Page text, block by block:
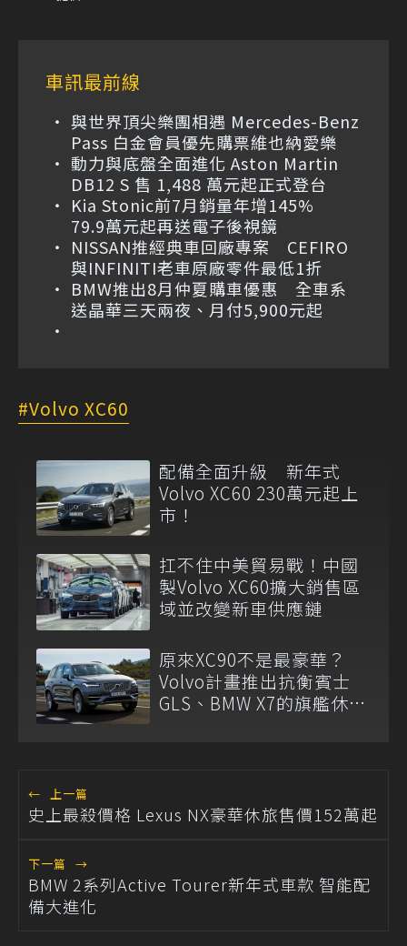
車訊最前線
與世界頂尖樂團相遇 Mercedes-Benz
Pass 白金會員優先購票維也納愛樂
動力與底盤全面進化 Aston Martin
DB12 S 售 1,488 萬元起正式登台
Kia Stonic前7月銷量年增145%
79.9萬元起再送電子後視鏡
NISSAN推經典車回廠專案 CEFIRO
與INFINITI老車原廠零件最低1折
BMW推出8月仲夏購車優惠 全車系
送晶華三天兩夜、月付5,900元起
Volvo XC60
配備全面升級 新年式
Volvo XC60 230萬元起上
市！
扛不住中美貿易戰！中國
製Volvo XC60擴大銷售區
域並改變新車供應鏈
原來XC90不是最豪華？
Volvo計畫推出抗衡賓士
GLS、BMW X7的旗艦休
← 上一篇
史上最殺價格 Lexus NX豪華休旅售價152萬起
下一篇 →
BMW 2系列Active Tourer新年式車款 智能配
備大進化